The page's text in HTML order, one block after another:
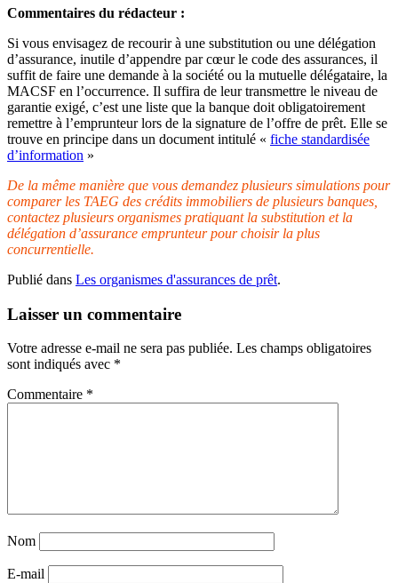
Commentaires du rédacteur :
Si vous envisagez de recourir à une substitution ou une délégation
d’assurance, inutile d’appendre par cœur le code des assurances, il
suffit de faire une demande à la société ou la mutuelle délégataire, la
MACSF en l’occurrence. Il suffira de leur transmettre le niveau de
garantie exigé, c’est une liste que la banque doit obligatoirement
remettre à l’emprunteur lors de la signature de l’offre de prêt. Elle se
trouve en principe dans un document intitulé « fiche standardisée
d’information »
De la même manière que vous demandez plusieurs simulations pour
comparer les TAEG des crédits immobiliers de plusieurs banques,
contactez plusieurs organismes pratiquant la substitution et la
délégation d’assurance emprunteur pour choisir la plus
concurrentielle.
Publié dans Les organismes d'assurances de prêt.
Laisser un commentaire
Votre adresse e-mail ne sera pas publiée. Les champs obligatoires
sont indiqués avec *
Commentaire *
Nom
E-mail